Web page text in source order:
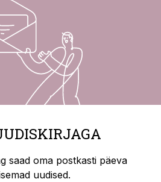
saad oma postkasti päeva
uudised.